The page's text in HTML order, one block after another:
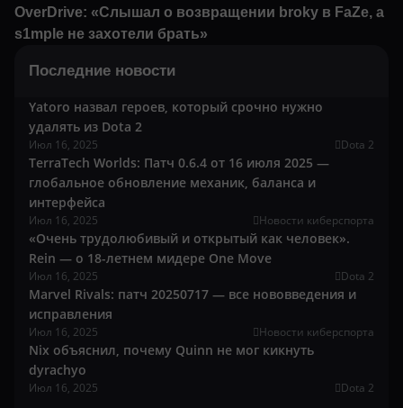
OverDrive: «Слышал о возвращении broky в FaZe, а
s1mple не захотели брать»
Последние новости
Yatoro назвал героев, который срочно нужно
удалять из Dota 2
Июл 16, 2025 Dota 2
TerraTech Worlds: Патч 0.6.4 от 16 июля 2025 —
глобальное обновление механик, баланса и
интерфейса
Июл 16, 2025 Новости киберспорта
«Очень трудолюбивый и открытый как человек».
Rein — о 18-летнем мидере One Move
Июл 16, 2025 Dota 2
Marvel Rivals: патч 20250717 — все нововведения и
исправления
Июл 16, 2025 Новости киберспорта
Nix объяснил, почему Quinn не мог кикнуть
dyrachyo
Июл 16, 2025 Dota 2